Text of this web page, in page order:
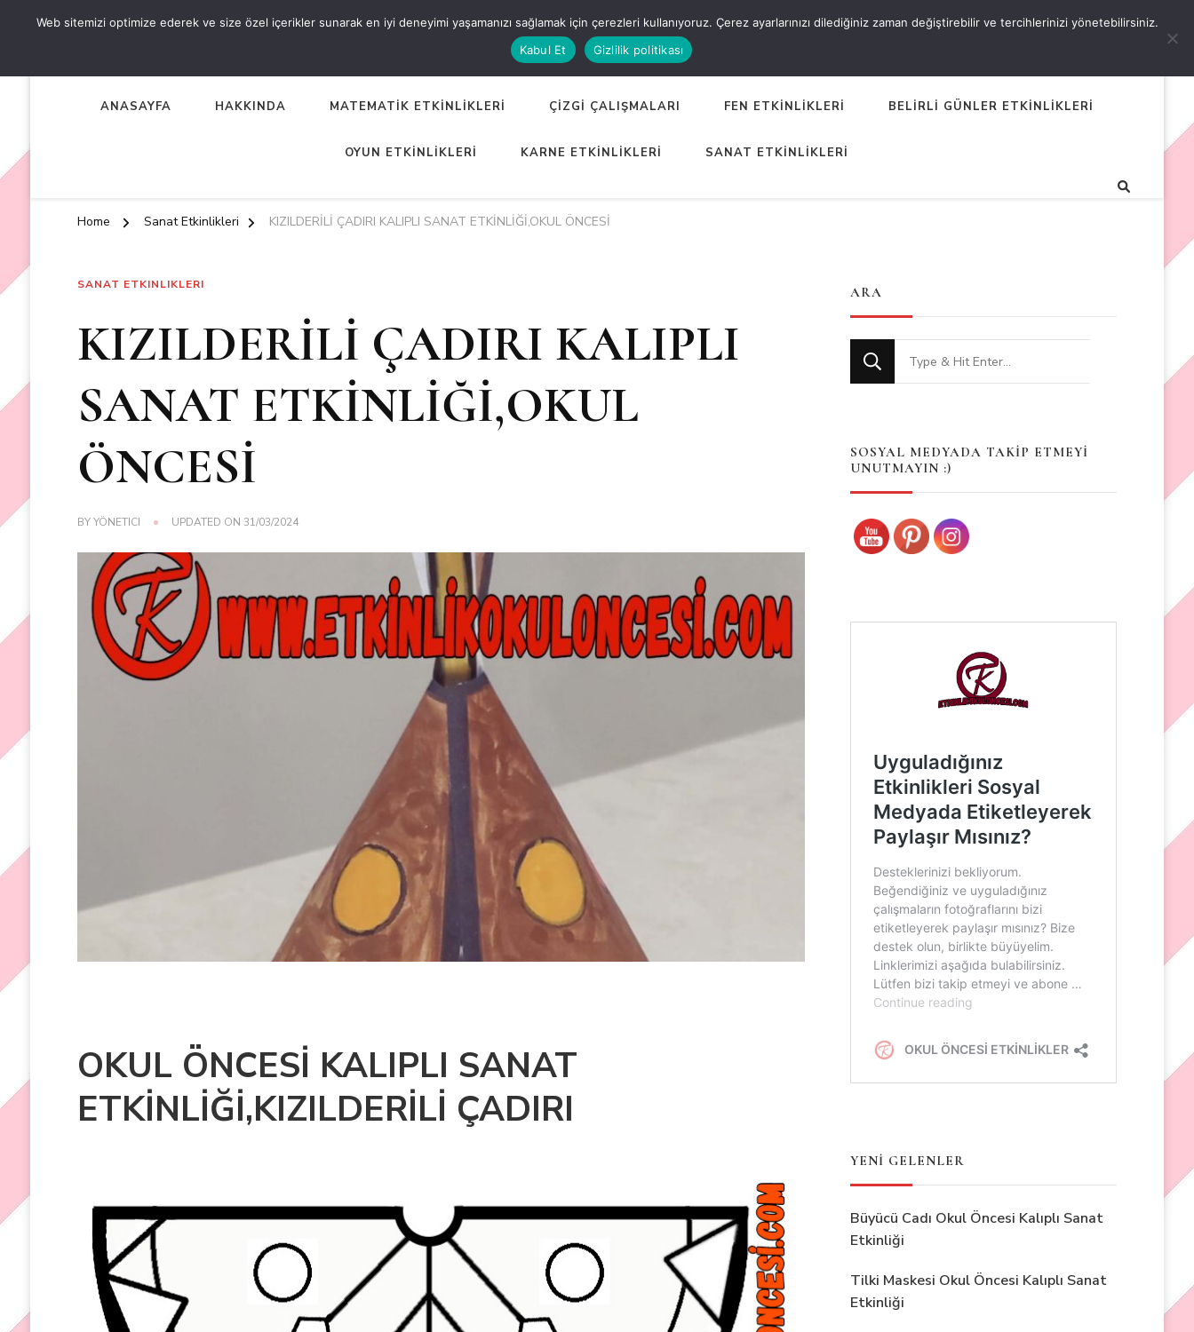
OKUL ÖNCESİ ETKİNLİKLER
ANASAYFA HAKKINDA MATEMATİK ETKİNLİKLERİ ÇİZGİ ÇALIŞMALARI FEN ETKİNLİKLERİ BELİRLİ GÜNLER ETKİNLİKLERİ
OYUN ETKİNLİKLERİ KARNE ETKİNLİKLERİ SANAT ETKİNLİKLERİ
Home Sanat Etkinlikleri KIZILDERİLİ ÇADIRI KALIPLI SANAT ETKİNLİĞİ,OKUL ÖNCESİ
SANAT ETKINLIKLERI
KIZILDERİLİ ÇADIRI KALIPLI
SANAT ETKİNLİĞİ,OKUL
ÖNCESİ
BYYÖNETICI UPDATED ON 31/03/2024
OKUL ÖNCESİ KALIPLI SANAT
ETKİNLİĞİ,KIZILDERİLİ ÇADIRI
ARA
Looking
for
SOSYAL MEDYADA TAKİP ETMEYİ
UNUTMAYIN :)
YENİ GELENLER
Büyücü Cadı Okul Öncesi Kalıplı Sanat
Etkinliği
Tilki Maskesi Okul Öncesi Kalıplı Sanat
Etkinliği
Web sitemizi optimize ederek ve size özel içerikler sunarak en iyi deneyimi yaşamanızı sağlamak için çerezleri kullanıyoruz. Çerez ayarlarınızı dilediğiniz zaman değiştirebilir ve tercihlerinizi yönetebilirsiniz.
Kabul Et
Gizlilik politikası